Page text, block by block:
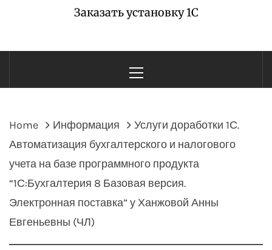
Заказать установку 1С
Menu
Home Информация
Услуги доработки 1С.
Автоматизация бухгалтерского и налогового
учета на базе программного продукта
“1С:Бухгалтерия 8 Базовая версия.
Электронная поставка” у Ханжовой Анны
Евгеньевны (ЧЛ)